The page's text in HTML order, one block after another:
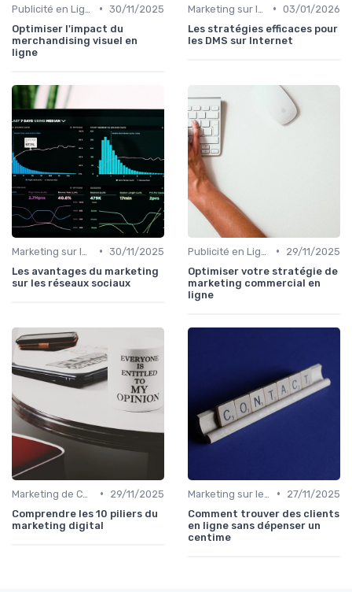
• 30/11/2025
Optimiser l'impact du
merchandising visuel en
ligne
• 03/01/2026
Les stratégies efficaces pour
les DMS sur Internet
• 30/11/2025
Les avantages du marketing
sur les réseaux sociaux
•
29/11/2025
Optimiser votre stratégie de
marketing commercial en
ligne
•
29/11/2025
Comprendre les 10 piliers du
marketing digital
•
27/11/2025
Comment trouver des clients
en ligne sans dépenser un
centime